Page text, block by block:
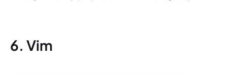
6. Vim